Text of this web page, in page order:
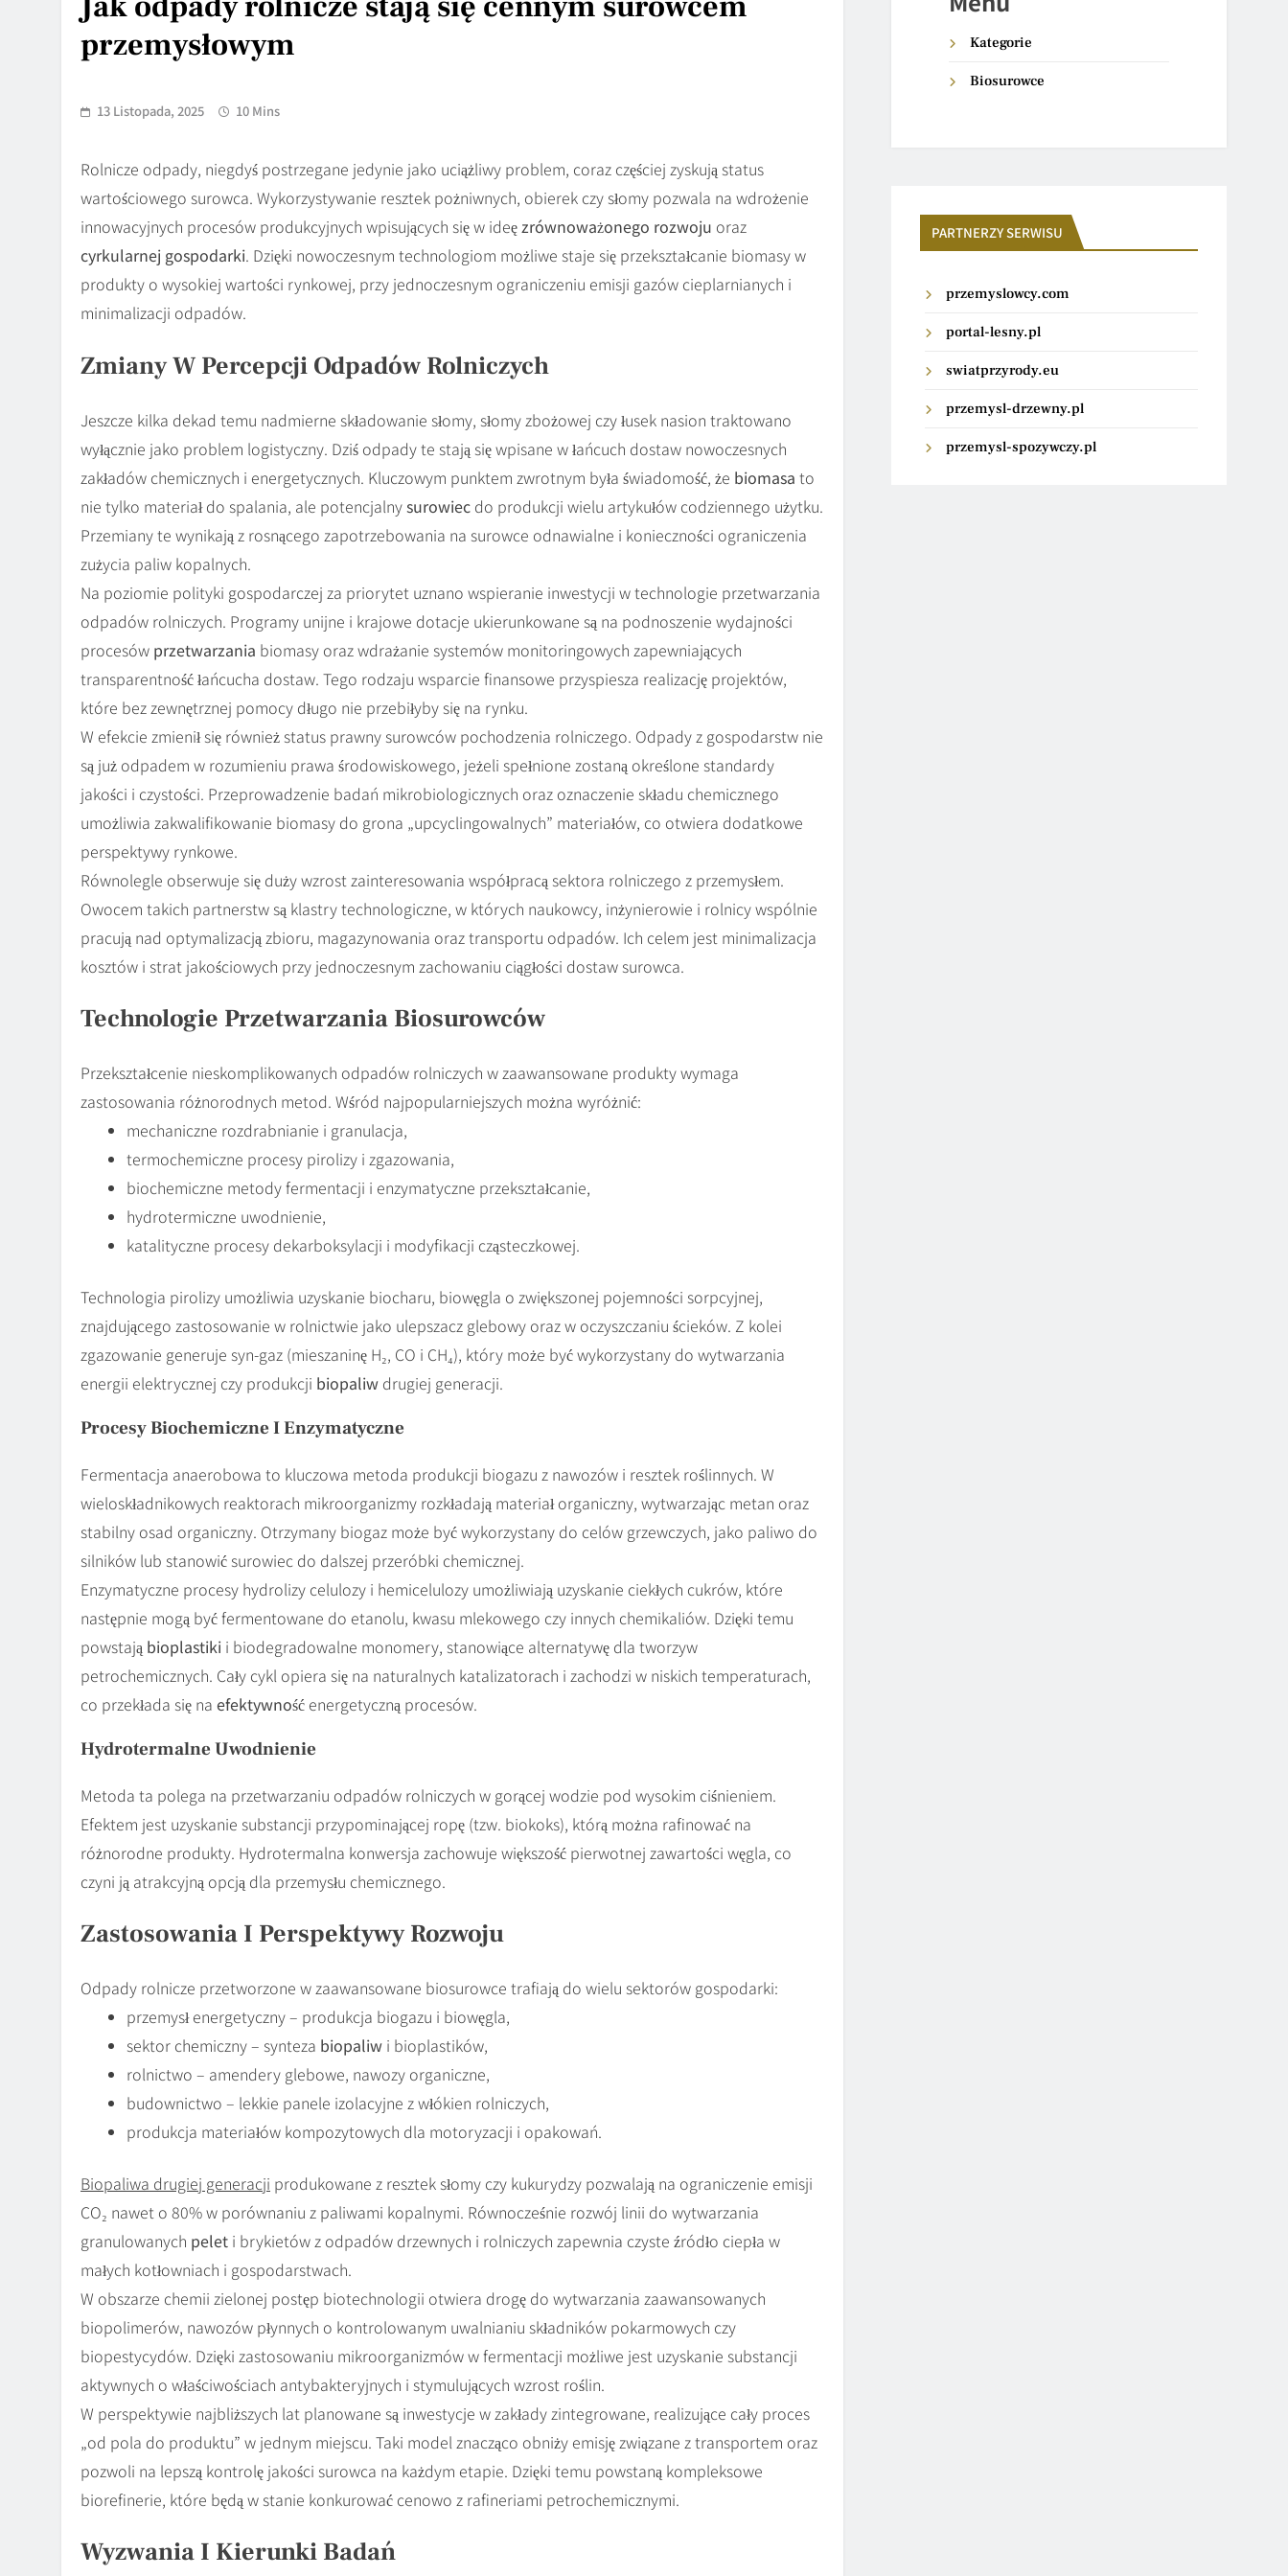
przemysłowym
13 Listopada, 2025 10 Mins
Rolnicze odpady, niegdyś postrzegane jedynie jako uciążliwy problem, coraz częściej zyskują status
wartościowego surowca. Wykorzystywanie resztek pożniwnych, obierek czy słomy pozwala na wdrożenie
innowacyjnych procesów produkcyjnych wpisujących się w ideęzrównoważonego rozwoju oraz
cyrkularnej gospodarki. Dzięki nowoczesnym technologiom możliwe staje się przekształcanie biomasy w
produkty o wysokiej wartości rynkowej, przy jednoczesnym ograniczeniu emisji gazów cieplarnianych i
minimalizacji odpadów.
Zmiany W Percepcji Odpadów Rolniczych
Jeszcze kilka dekad temu nadmierne składowanie słomy, słomy zbożowej czy łusek nasion traktowano
wyłącznie jako problem logistyczny. Dziś odpady te stają się wpisane w łańcuch dostaw nowoczesnych
zakładów chemicznych i energetycznych. Kluczowym punktem zwrotnym była świadomość, że biomasa to
nie tylko materiał do spalania, ale potencjalnysurowiec do produkcji wielu artykułów codziennego użytku.
Przemiany te wynikają z rosnącego zapotrzebowania na surowce odnawialne i konieczności ograniczenia
zużycia paliw kopalnych.
Na poziomie polityki gospodarczej za priorytet uznano wspieranie inwestycji w technologie przetwarzania
odpadów rolniczych. Programy unijne i krajowe dotacje ukierunkowane są na podnoszenie wydajności
procesów przetwarzania biomasy oraz wdrażanie systemów monitoringowych zapewniających
transparentność łańcucha dostaw. Tego rodzaju wsparcie finansowe przyspiesza realizację projektów,
które bez zewnętrznej pomocy długo nie przebiłyby się na rynku.
W efekcie zmienił się również status prawny surowców pochodzenia rolniczego. Odpady z gospodarstw nie
są już odpadem w rozumieniu prawa środowiskowego, jeżeli spełnione zostaną określone standardy
jakości i czystości. Przeprowadzenie badań mikrobiologicznych oraz oznaczenie składu chemicznego
umożliwia zakwalifikowanie biomasy do grona „upcyclingowalnych” materiałów, co otwiera dodatkowe
perspektywy rynkowe.
Równolegle obserwuje się duży wzrost zainteresowania współpracą sektora rolniczego z przemysłem.
Owocem takich partnerstw są klastry technologiczne, w których naukowcy, inżynierowie i rolnicy wspólnie
pracują nad optymalizacją zbioru, magazynowania oraz transportu odpadów. Ich celem jest minimalizacja
kosztów i strat jakościowych przy jednoczesnym zachowaniu ciągłości dostaw surowca.
Technologie Przetwarzania Biosurowców
Przekształcenie nieskomplikowanych odpadów rolniczych w zaawansowane produkty wymaga
zastosowania różnorodnych metod. Wśród najpopularniejszych można wyróżnić:
mechaniczne rozdrabnianie i granulacja,
termochemiczne procesy pirolizy i zgazowania,
biochemiczne metody fermentacji i enzymatyczne przekształcanie,
hydrotermiczne uwodnienie,
katalityczne procesy dekarboksylacji i modyfikacji cząsteczkowej.
Technologia pirolizy umożliwia uzyskanie biocharu, biowęgla o zwiększonej pojemności sorpcyjnej,
znajdującego zastosowanie w rolnictwie jako ulepszacz glebowy oraz w oczyszczaniu ścieków. Z kolei
zgazowanie generuje syn-gaz (mieszaninę H₂, CO i CH₄), który może być wykorzystany do wytwarzania
energii elektrycznej czy produkcji biopaliw drugiej generacji.
Procesy Biochemiczne I Enzymatyczne
Fermentacja anaerobowa to kluczowa metoda produkcji biogazu z nawozów i resztek roślinnych. W
wieloskładnikowych reaktorach mikroorganizmy rozkładają materiał organiczny, wytwarzając metan oraz
stabilny osad organiczny. Otrzymany biogaz może być wykorzystany do celów grzewczych, jako paliwo do
silników lub stanowić surowiec do dalszej przeróbki chemicznej.
Enzymatyczne procesy hydrolizy celulozy i hemicelulozy umożliwiają uzyskanie ciekłych cukrów, które
następnie mogą być fermentowane do etanolu, kwasu mlekowego czy innych chemikaliów. Dzięki temu
powstają bioplastiki i biodegradowalne monomery, stanowiące alternatywę dla tworzyw
petrochemicznych. Cały cykl opiera się na naturalnych katalizatorach i zachodzi w niskich temperaturach,
co przekłada się na efektywność energetyczną procesów.
Hydrotermalne Uwodnienie
Metoda ta polega na przetwarzaniu odpadów rolniczych w gorącej wodzie pod wysokim ciśnieniem.
Efektem jest uzyskanie substancji przypominającej ropę (tzw. biokoks), którą można rafinować na
różnorodne produkty. Hydrotermalna konwersja zachowuje większość pierwotnej zawartości węgla, co
czyni ją atrakcyjną opcją dla przemysłu chemicznego.
Zastosowania I Perspektywy Rozwoju
Odpady rolnicze przetworzone w zaawansowane biosurowce trafiają do wielu sektorów gospodarki:
przemysł energetyczny – produkcja biogazu i biowęgla,
sektor chemiczny – synteza biopaliw i bioplastików,
rolnictwo – amendery glebowe, nawozy organiczne,
budownictwo – lekkie panele izolacyjne z włókien rolniczych,
produkcja materiałów kompozytowych dla motoryzacji i opakowań.
Biopaliwa drugiej generacji produkowane z resztek słomy czy kukurydzy pozwalają na ograniczenie emisji
CO₂ nawet o 80% w porównaniu z paliwami kopalnymi. Równocześnie rozwój linii do wytwarzania
granulowanych pelet i brykietów z odpadów drzewnych i rolniczych zapewnia czyste źródło ciepła w
małych kotłowniach i gospodarstwach.
W obszarze chemii zielonej postęp biotechnologii otwiera drogę do wytwarzania zaawansowanych
biopolimerów, nawozów płynnych o kontrolowanym uwalnianiu składników pokarmowych czy
biopestycydów. Dzięki zastosowaniu mikroorganizmów w fermentacji możliwe jest uzyskanie substancji
aktywnych o właściwościach antybakteryjnych i stymulujących wzrost roślin.
W perspektywie najbliższych lat planowane są inwestycje w zakłady zintegrowane, realizujące cały proces
„od pola do produktu” w jednym miejscu. Taki model znacząco obniży emisję związane z transportem oraz
pozwoli na lepszą kontrolę jakości surowca na każdym etapie. Dzięki temu powstaną kompleksowe
biorefinerie, które będą w stanie konkurować cenowo z rafineriami petrochemicznymi.
Wyzwania I Kierunki Badań
Kategorie
Biosurowce
PARTNERZY SERWISU
przemyslowcy.com
portal-lesny.pl
swiatprzyrody.eu
przemysl-drzewny.pl
przemysl-spozywczy.pl